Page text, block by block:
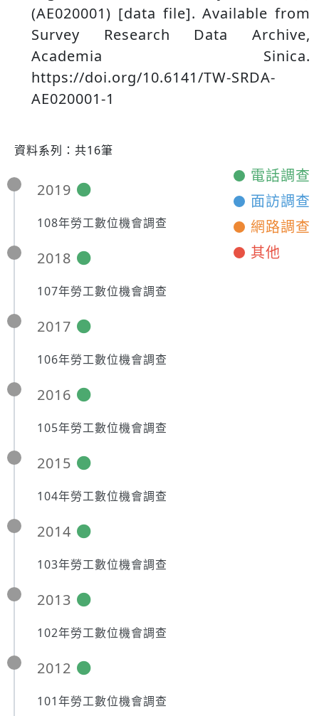
(AE020001) [data file]. Available from
Survey Research Data Archive,
Academia Sinica.
https://doi.org/10.6141/TW-SRDA-
AE020001-1
資料系列：共16筆
2019
108年勞工數位機會調查
2018
107年勞工數位機會調查
2017
106年勞工數位機會調查
2016
105年勞工數位機會調查
2015
104年勞工數位機會調查
2014
103年勞工數位機會調查
2013
102年勞工數位機會調查
2012
101年勞工數位機會調查
電話調查
面訪調查
網路調查
其他